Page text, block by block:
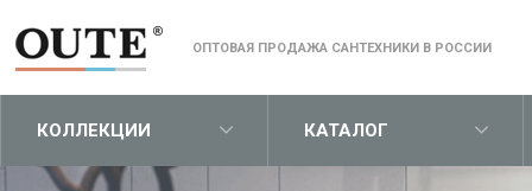
ОПТОВАЯ ПРОДАЖА САНТЕХНИКИ В РОССИИ
КОЛЛЕКЦИИ КАТАЛОГ